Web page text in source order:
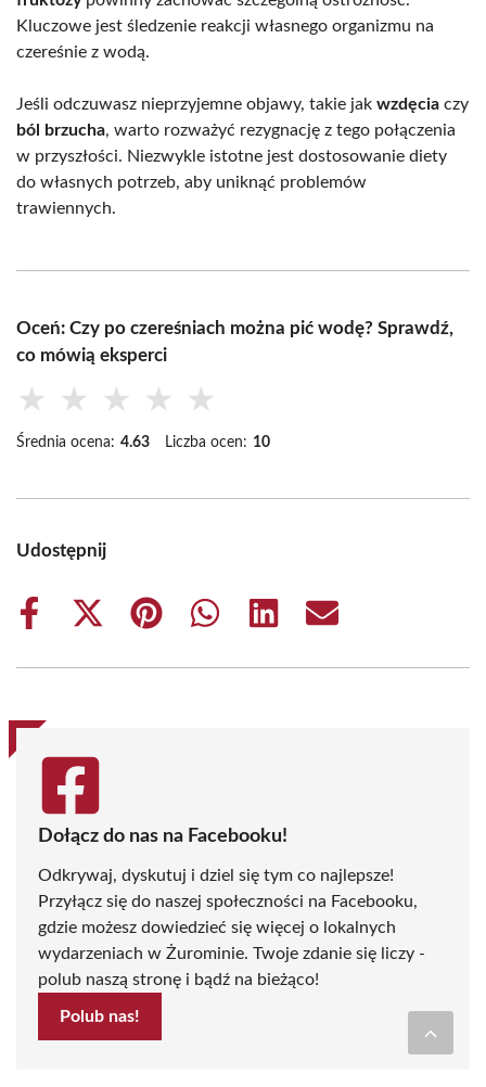
Kluczowe jest śledzenie reakcji własnego organizmu na
czereśnie z wodą.
Jeśli odczuwasz nieprzyjemne objawy, takie jak wzdęcia czy
ból brzucha, warto rozważyć rezygnację z tego połączenia
w przyszłości. Niezwykle istotne jest dostosowanie diety
do własnych potrzeb, aby uniknąć problemów
trawiennych.
Oceń: Czy po czereśniach można pić wodę? Sprawdź,
co mówią eksperci
★ ★ ★ ★ ★
Średnia ocena: 4.63 Liczba ocen: 10
Udostępnij
Share
Share
(Twitter)
Share
Share
Share
Share
Dołącz do nas na Facebooku!
Odkrywaj, dyskutuj i dziel się tym co najlepsze!
Przyłącz się do naszej społeczności na Facebooku,
gdzie możesz dowiedzieć się więcej o lokalnych
wydarzeniach w Żurominie. Twoje zdanie się liczy -
polub naszą stronę i bądź na bieżąco!
Polub nas!